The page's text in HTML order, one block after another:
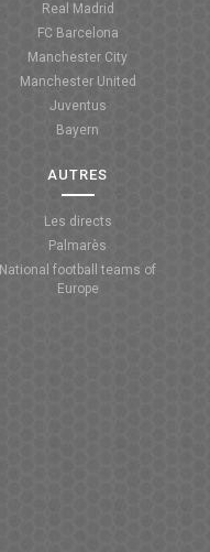
Real Madrid
FC Barcelona
Manchester City
Manchester United
Juventus
Bayern
AUTRES
Les directs
Palmarès
National football teams of
Europe